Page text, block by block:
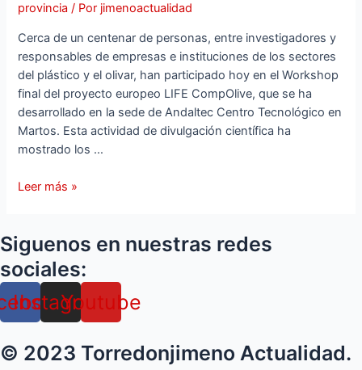
próxima
edición
de
Factory
Cars
provincia / Por jimenoactualidad
Cerca de un centenar de personas, entre investigadores y
responsables de empresas e instituciones de los sectores
del plástico y el olivar, han participado hoy en el Workshop
final del proyecto europeo LIFE CompOlive, que se ha
desarrollado en la sede de Andaltec Centro Tecnológico en
Martos. Esta actividad de divulgación científica ha
mostrado los …
Fabrican
piezas
de
plástico
para
vehículos
mobiliario
Leer más »
Siguenos en nuestras redes
sociales:
Instagram
Youtube
© 2023 Torredonjimeno Actualidad.